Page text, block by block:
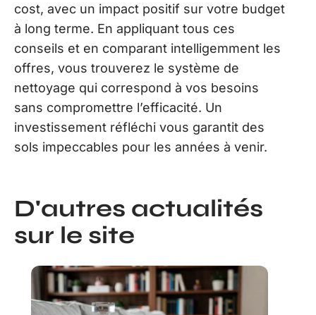
cost, avec un impact positif sur votre budget
à long terme. En appliquant tous ces
conseils et en comparant intelligemment les
offres, vous trouverez le système de
nettoyage qui correspond à vos besoins
sans compromettre l’efficacité. Un
investissement réfléchi vous garantit des
sols impeccables pour les années à venir.
D'autres actualités
sur le site